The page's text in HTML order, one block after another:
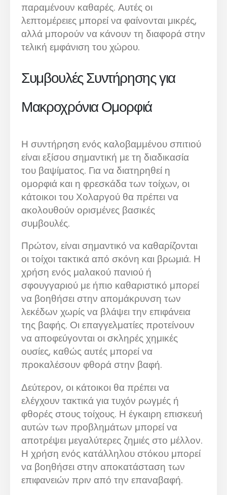
παραμένουν καθαρές. Αυτές οι
λεπτομέρειες μπορεί να φαίνονται μικρές,
αλλά μπορούν να κάνουν τη διαφορά στην
τελική εμφάνιση του χώρου.
Συμβουλές Συντήρησης για
Μακροχρόνια Ομορφιά
Η συντήρηση ενός καλοβαμμένου σπιτιού
είναι εξίσου σημαντική με τη διαδικασία
του βαψίματος. Για να διατηρηθεί η
ομορφιά και η φρεσκάδα των τοίχων, οι
κάτοικοι του Χολαργού θα πρέπει να
ακολουθούν ορισμένες βασικές
συμβουλές.
Πρώτον, είναι σημαντικό να καθαρίζονται
οι τοίχοι τακτικά από σκόνη και βρωμιά. Η
χρήση ενός μαλακού πανιού ή
σφουγγαριού με ήπιο καθαριστικό μπορεί
να βοηθήσει στην απομάκρυνση των
λεκέδων χωρίς να βλάψει την επιφάνεια
της βαφής. Οι επαγγελματίες προτείνουν
να αποφεύγονται οι σκληρές χημικές
ουσίες, καθώς αυτές μπορεί να
προκαλέσουν φθορά στην βαφή.
Δεύτερον, οι κάτοικοι θα πρέπει να
ελέγχουν τακτικά για τυχόν ρωγμές ή
φθορές στους τοίχους. Η έγκαιρη επισκευή
αυτών των προβλημάτων μπορεί να
αποτρέψει μεγαλύτερες ζημιές στο μέλλον.
Η χρήση ενός κατάλληλου στόκου μπορεί
να βοηθήσει στην αποκατάσταση των
επιφανειών πριν από την επαναβαφή.